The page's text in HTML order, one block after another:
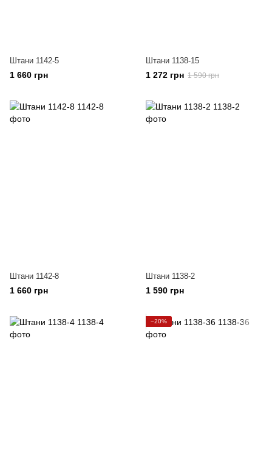
Штани 1142-5
1 660 грн
Штани 1138-15
1 272 грн 1 590 грн
Штани 1142-8
1 660 грн
Штани 1138-2
1 590 грн
−20%